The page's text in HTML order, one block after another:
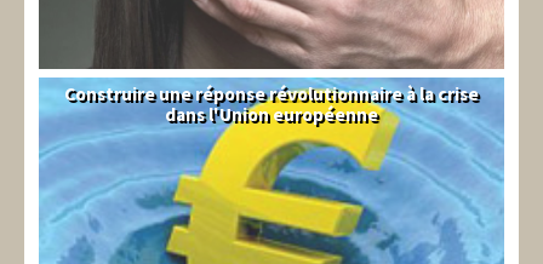
Syndical
Construire une réponse révolutionnaire à la crise
dans l'Union européenne